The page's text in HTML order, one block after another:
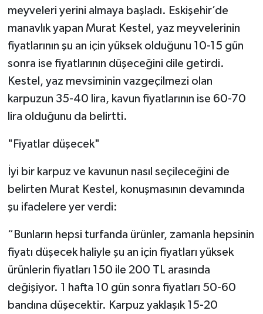
meyveleri yerini almaya başladı. Eskişehir’de
manavlık yapan Murat Kestel, yaz meyvelerinin
fiyatlarının şu an için yüksek olduğunu 10-15 gün
sonra ise fiyatlarının düşeceğini dile getirdi.
Kestel, yaz mevsiminin vazgeçilmezi olan
karpuzun 35-40 lira, kavun fiyatlarının ise 60-70
lira olduğunu da belirtti.
"Fiyatlar düşecek"
İyi bir karpuz ve kavunun nasıl seçileceğini de
belirten Murat Kestel, konuşmasının devamında
şu ifadelere yer verdi:
“Bunların hepsi turfanda ürünler, zamanla hepsinin
fiyatı düşecek haliyle şu an için fiyatları yüksek
ürünlerin fiyatları 150 ile 200 TL arasında
değişiyor. 1 hafta 10 gün sonra fiyatları 50-60
bandına düşecektir. Karpuz yaklaşık 15-20